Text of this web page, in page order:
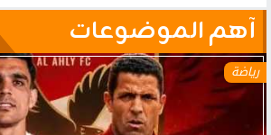
آهم الموضوعات
رياضة